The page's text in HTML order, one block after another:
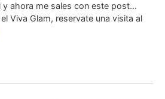
ahora me sales con este post…
Viva Glam, reservate una visita al